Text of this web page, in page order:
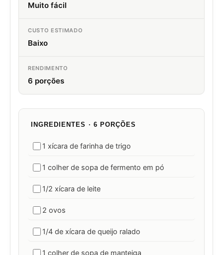
Muito fácil
CUSTO ESTIMADO
Baixo
RENDIMENTO
6 porções
INGREDIENTES · 6 PORÇÕES
1 xícara de farinha de trigo
1 colher de sopa de fermento em pó
1/2 xícara de leite
2 ovos
1/4 de xícara de queijo ralado
1 colher de sopa de manteiga